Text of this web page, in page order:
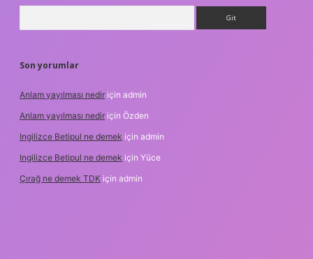
Son yorumlar
Anlam yayılması nedir için admin
Anlam yayılması nedir için Özden
Ingilizce Betipul ne demek için admin
Ingilizce Betipul ne demek için Yüce
Çırağ ne demek TDK için admin